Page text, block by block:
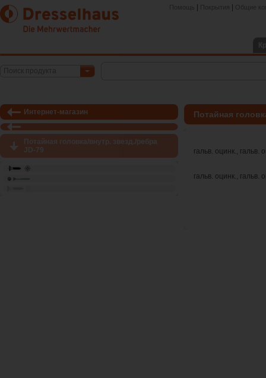
Помощь Покрытия Общие
Поиск продукта
Интернет-магазин
Потайная головка/внутр. звезд./ребра
JD-79
Потайная
гальв. оцинк.,
гальв. оцинк.,